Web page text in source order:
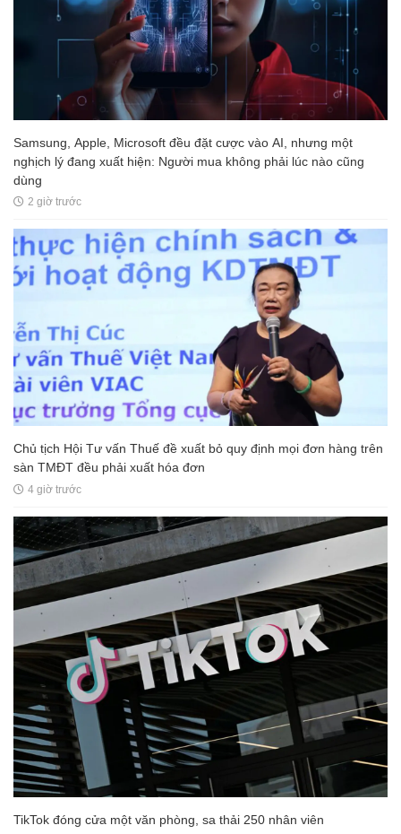
Samsung, Apple, Microsoft đều đặt cược vào AI, nhưng một
nghịch lý đang xuất hiện: Người mua không phải lúc nào cũng
dùng
2 giờ trước
Chủ tịch Hội Tư vấn Thuế đề xuất bỏ quy định mọi đơn hàng trên
sàn TMĐT đều phải xuất hóa đơn
4 giờ trước
TikTok đóng cửa một văn phòng, sa thải 250 nhân viên